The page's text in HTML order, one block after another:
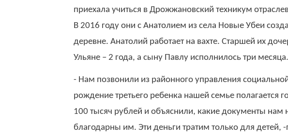
приехала учиться в Дрожжановский техникум
В 2016 году они с Анатолием из села Новые Убеи
деревне. Анатолий работает на вахте. Старшей их
Ульяне – 2 года, а сыну Павлу исполнилось три месяца.
- Нам позвонили из районного управления
рождение третьего ребенка нашей семье полагается
100 тысяч рублей и объяснили, какие документы
благодарны им. Эти деньги тратим только для детей, -